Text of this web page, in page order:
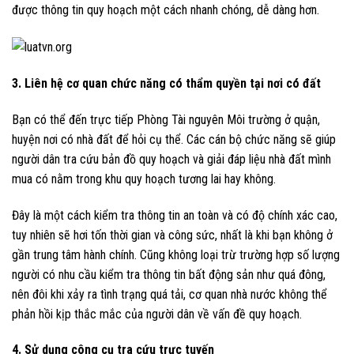
được thông tin quy hoạch một cách nhanh chóng, dễ dàng hơn.
3. Liên hệ cơ quan chức năng có thẩm quyền tại nơi có đất
Bạn có thể đến trực tiếp Phòng Tài nguyên Môi trường ở quận,
huyện nơi có nhà đất để hỏi cụ thể. Các cán bộ chức năng sẽ giúp
người dân tra cứu bản đồ quy hoạch và giải đáp liệu nhà đất mình
mua có nằm trong khu quy hoạch tương lai hay không.
Đây là một cách kiểm tra thông tin an toàn và có độ chính xác cao,
tuy nhiên sẽ hơi tốn thời gian và công sức, nhất là khi bạn không ở
gần trung tâm hành chính. Cũng không loại trừ trường hợp số lượng
người có nhu cầu kiểm tra thông tin bất động sản như quá đông,
nên đôi khi xảy ra tình trạng quá tải, cơ quan nhà nước không thể
phản hồi kịp thắc mắc của người dân về vấn đề quy hoạch.
4. Sử dụng công cụ tra cứu trực tuyến